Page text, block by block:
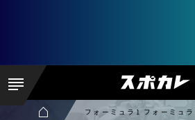
フォーミュラ1 フォーミュ